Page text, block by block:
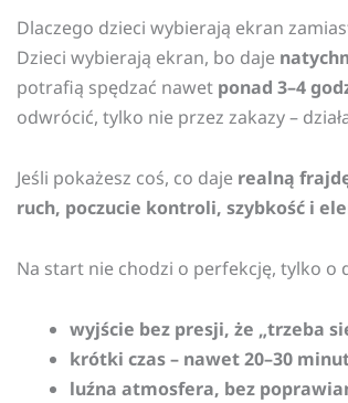
Dlaczego dzieci wybierają ekran
Dzieci wybierają ekran, bo daje
potrafią spędzać nawet ponad 3–4
odwrócić, tylko nie przez zakazy –
Jeśli pokażesz coś, co daje realną
ruch, poczucie kontroli, szybkość i
Na start nie chodzi o perfekcję, tylko o
wyjście bez presji, że „trzeba
krótki czas – nawet 20–30
luźna atmosfera, bez